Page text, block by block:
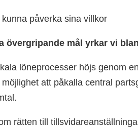
påverka sina villkor
övergripande mål yrkar vi
löneprocesser höjs genom
att påkalla central
rätten till